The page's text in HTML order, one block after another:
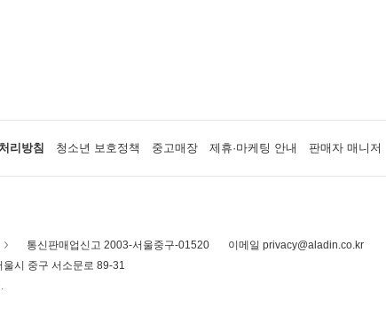
리방침 청소년 보호정책 중고매장 제휴·마케팅 안내 판매자 매니저
통신판매업신고 2003-서울중구-01520
이메일 privacy@aladin.co.kr
울시 중구 서소문로 89-31